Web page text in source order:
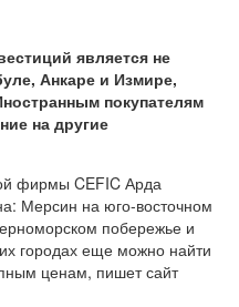
является не
Анкаре и Измире,
покупателям
на другие
фирмы CEFIC Арда
Мерсин на юго-восточном
побережье и
городах еще можно найти
ценам, пишет сайт